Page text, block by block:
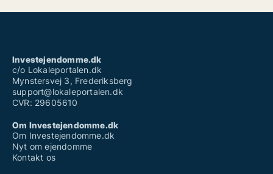
Investejendomme.dk
c/o Lokaleportalen.dk
Mynstersvej 3, Frederiksberg
support@lokaleportalen.dk
CVR: 29605610
Om Investejendomme.dk
Om Investejendomme.dk
Nyt om ejendomme
Kontakt os